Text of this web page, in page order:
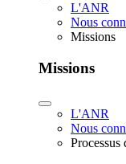
L'ANR
Nous
Missions
Missions
L'ANR
Nous
Processus